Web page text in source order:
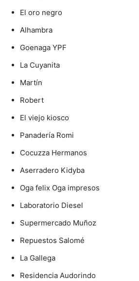
El oro negro
Alhambra
Goenaga YPF
La Cuyanita
Martín
Robert
El viejo kiosco
Panadería Romi
Cocuzza Hermanos
Aserradero Kidyba
Oga felix Oga impresos
Laboratorio Diesel
Supermercado Muñoz
Repuestos Salomé
La Gallega
Residencia Audorindo